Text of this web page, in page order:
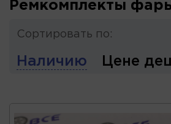
Ремкомплекты
Сортировать по:
Наличию Цене